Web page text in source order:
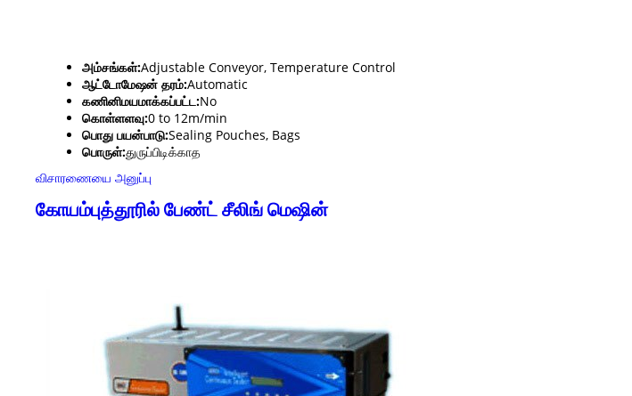
அம்சங்கள்:Adjustable Conveyor, Temperature Control
ஆட்டோமேஷன் தரம்:Automatic
கணினிமயமாக்கப்பட்ட:No
கொள்ளளவு:0 to 12m/min
பொது பயன்பாடு:Sealing Pouches, Bags
பொருள்:துருப்பிடிக்காத
விசாரணையை அனுப்பு
கோயம்புத்தூரில் பேண்ட் சீலிங் மெஷின்